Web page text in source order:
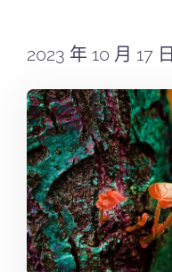
Search
for:
2023 年 10 月 17 日